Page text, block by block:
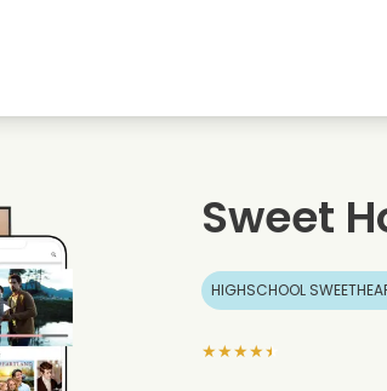
Sweet
HIGHSCHOOL
★★★★★